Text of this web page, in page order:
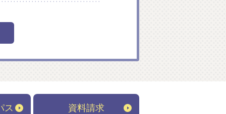
ス 資料請求